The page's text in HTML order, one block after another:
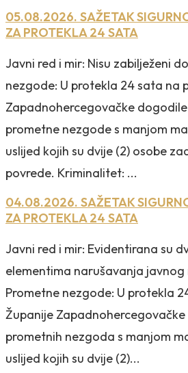
05.08.2026. SAŽETAK
ZA PROTEKLA 24 SATA
Javni red i mir: Nisu zabilježeni
nezgode: U protekla 24 sata na
Zapadnohercegovačke dogodile
prometne nezgode s manjom
uslijed kojih su dvije (2) osobe
povrede. Kriminalitet: ...
04.08.2026. SAŽETAK
ZA PROTEKLA 24 SATA
Javni red i mir: Evidentirana su
elementima narušavanja javnog
Prometne nezgode: U protekla
Županije
prometnih nezgoda s manjom
uslijed kojih su dvije (2)...